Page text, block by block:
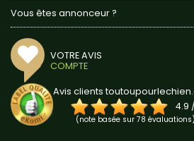
Vous êtes annonceur ?
VOTRE AVIS
COMPTE
Avis clients
4.9 /
(note basée sur 78